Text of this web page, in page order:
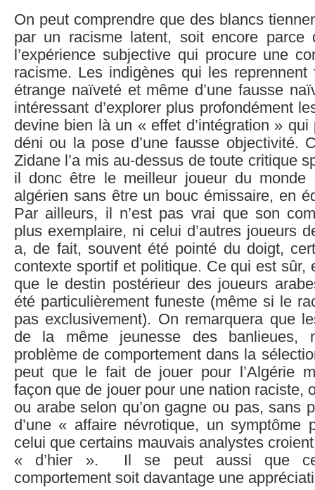
On peut comprendre que des blancs
par un racisme latent, soit encore parce
l’expérience subjective qui procure une
racisme. Les indigènes qui les reprennent
étrange naïveté et même d’une fausse
intéressant d’explorer plus profondément
devine bien là un « effet d’intégration »
déni ou la pose d’une fausse objectivité.
Zidane l’a mis au-dessus de toute critique
il donc être le meilleur joueur du monde
algérien sans être un bouc émissaire, en
Par ailleurs, il n’est pas vrai que son
plus exemplaire, ni celui d’autres joueurs
a, de fait, souvent été pointé du doigt,
contexte sportif et politique. Ce qui est sûr,
que le destin postérieur des joueurs
été particulièrement funeste (même si le
pas exclusivement). On remarquera que
de la même jeunesse des banlieues,
problème de comportement dans la
peut que le fait de jouer pour l’Algérie
façon que de jouer pour une nation raciste,
ou arabe selon qu’on gagne ou pas, sans
d’une « affaire névrotique, un symptôme
celui que certains mauvais analystes
« d’hier ». Il se peut aussi que
comportement soit davantage une